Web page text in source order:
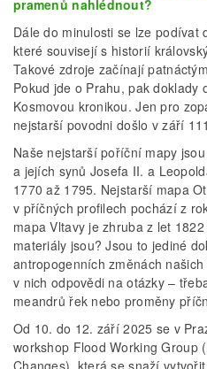
pramenů nahlédnout?
Dále do minulosti se lze podívat
které souvisejí s historií
Takové zdroje začínají
Pokud jde o Prahu, pak doklady
Kosmovou kronikou. Jen pro
nejstarší povodni došlo v září
Naše nejstarší poříční mapy
a jejích synů Josefa II. a
1770 až 1795. Nejstarší mapa
v příčných profilech pochází z
mapa Vltavy je zhruba z let
materiály jsou? Jsou to jediné
antropogenních změnách
v nich odpovědi na otázky –
meandrů řek nebo proměny
Od 10. do 12. září 2025 se v
workshop Flood Working Group
Changes), která se snaží